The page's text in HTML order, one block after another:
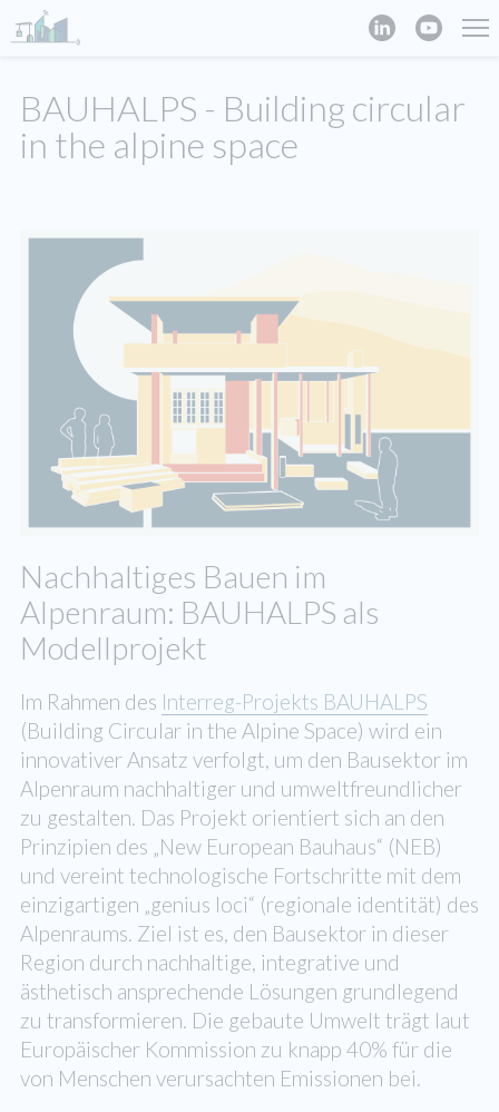
BAUHALPS - Building circular
in the alpine space
Nachhaltiges Bauen im
Alpenraum: BAUHALPS als
Modellprojekt
Im Rahmen des Interreg-Projekts BAUHALPS
(Building Circular in the Alpine Space) wird ein
innovativer Ansatz verfolgt, um den Bausektor im
Alpenraum nachhaltiger und umweltfreundlicher
zu gestalten. Das Projekt orientiert sich an den
Prinzipien des „New European Bauhaus“ (NEB)
und vereint technologische Fortschritte mit dem
einzigartigen „genius loci“ (regionale identität) des
Alpenraums. Ziel ist es, den Bausektor in dieser
Region durch nachhaltige, integrative und
ästhetisch ansprechende Lösungen grundlegend
zu transformieren. Die gebaute Umwelt trägt laut
Europäischer Kommission zu knapp 40% für die
von Menschen verursachten Emissionen bei.